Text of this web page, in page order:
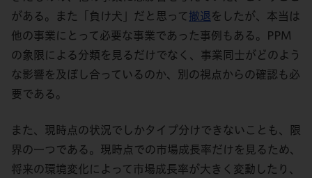
がある。また「負け犬」だと思って撤退をしたが、本当は
他の事業にとって必要な事業であった事例もある。
PPM
の象限による分類を 見る だけ でなく、事業同士がどのよう
な影響を及ぼし合っているのか、
別の視点からの確認 も 必
要である。
また、 現時点の状況でしかタイプ分けできないことも、限
界の一つである。現時点での市場成長率だけを見るため、
将来の環境変化によって市場成長率が大きく 変動したり、